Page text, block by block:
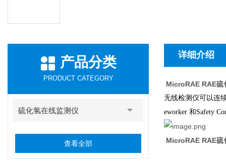
产品分类
PRODUCT CATEGORY
硫化氢在线监测仪
查看全部
详细介绍
MicroRAE RAE硫
无线检测仪可以连
eworker 和Safety
MicroRAE RAE硫